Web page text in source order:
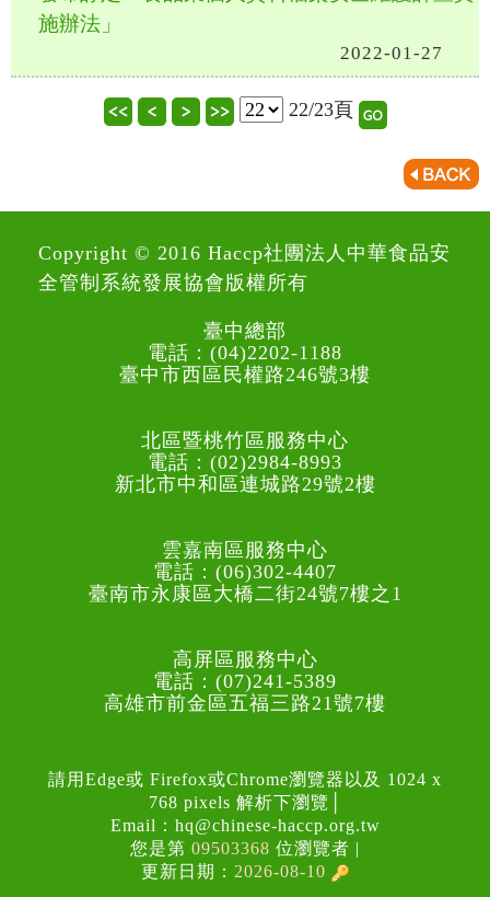
施辦法」
2022-01-27
22/23頁
Copyright © 2016 Haccp社團法人中華食品安
全管制系統發展協會版權所有
臺中總部
電話：(04)2202-1188
臺中市西區民權路246號3樓
北區暨桃竹區服務中心
電話：(02)2984-8993
新北市中和區連城路29號2樓
雲嘉南區服務中心
電話：(06)302-4407
臺南市永康區大橋二街24號7樓之1
高屏區服務中心
電話：(07)241-5389
高雄市前金區五福三路21號7樓
請用Edge或 Firefox或Chrome瀏覽器以及 1024 x
768 pixels 解析下瀏覽│
Email： hq@chinese-haccp.org.tw
您是第 09503368 位瀏覽者 |
更新日期： 2026-08-10